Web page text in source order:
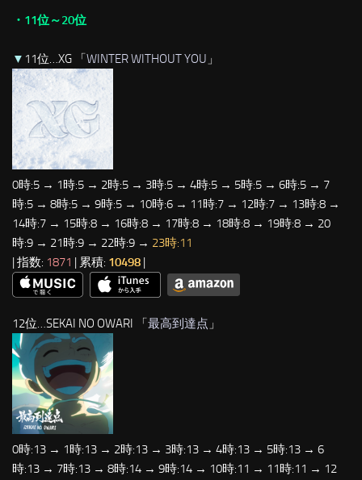
・11位～20位
▼ 11位…XG 「WINTER WITHOUT YOU 」
0時:5 → 1時:5 → 2時:5 → 3時:5 → 4時:5 → 5時:5 → 6時:5 → 7
時:5 → 8時:5 → 9時:5 → 10時:6 → 11時:7 → 12時:7 → 13時:8 →
14時:7 → 15時:8 → 16時:8 → 17時:8 → 18時:8 → 19時:8 → 20
時:9 → 21時:9 → 22時:9 → 23時:11
| 指数: 1871 | 累積: 10498 |
12位…SEKAI NO OWARI 「最高到達点 」
0時:13 → 1時:13 → 2時:13 → 3時:13 → 4時:13 → 5時:13 → 6
時:13 → 7時:13 → 8時:14 → 9時:14 → 10時:11 → 11時:11 → 12